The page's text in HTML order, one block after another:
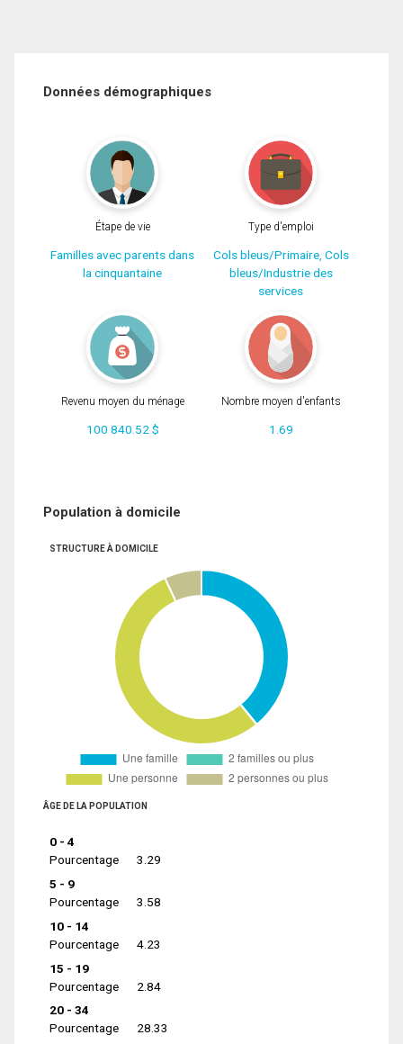
Données démographiques
Étape de vie
Familles avec parents dans
la cinquantaine
Type d'emploi
Cols bleus/Primaire, Cols
bleus/Industrie des
services
Revenu moyen du ménage
100 840.52 $
Nombre moyen d'enfants
1.69
Population à domicile
STRUCTURE À DOMICILE
ÂGE DE LA POPULATION
0 - 4
Pourcentage
3.29
5 - 9
Pourcentage
3.58
10 - 14
Pourcentage
4.23
15 - 19
Pourcentage
2.84
20 - 34
Pourcentage
28.33